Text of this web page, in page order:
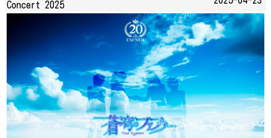
Concert 2025